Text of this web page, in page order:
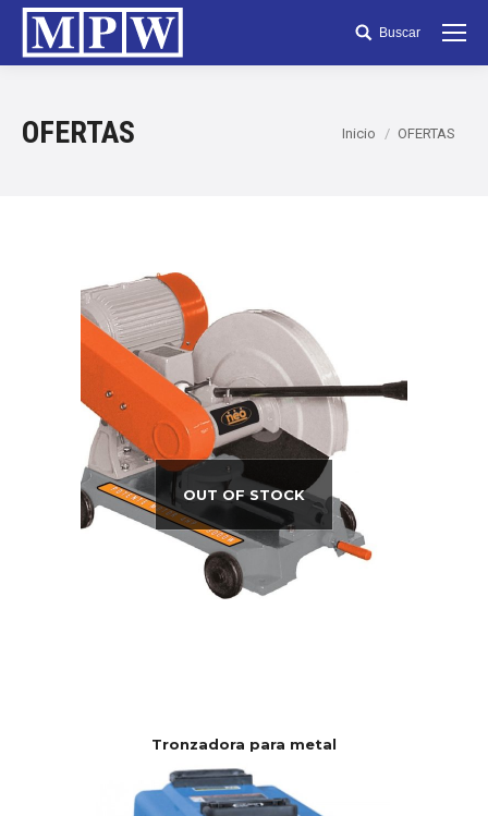
Search:Buscar
OFERTAS Inicio OFERTAS
OUT OF STOCK
Tronzadora para metal